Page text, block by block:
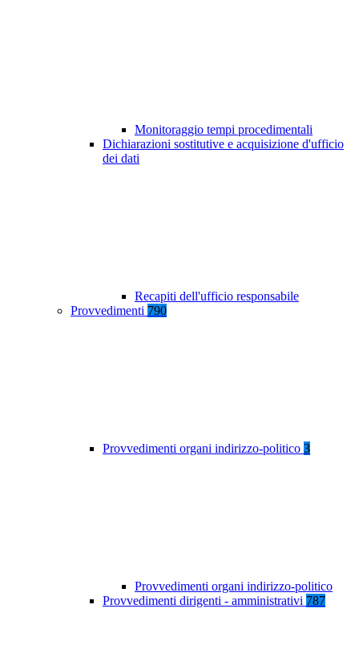
Monitoraggio tempi procedimentali
Dichiarazioni sostitutive e acquisizione d'ufficio
dei dati
Recapiti dell'ufficio responsabile
Provvedimenti 790
Provvedimenti organi indirizzo-politico 3
Provvedimenti organi indirizzo-politico
Provvedimenti dirigenti - amministrativi 787